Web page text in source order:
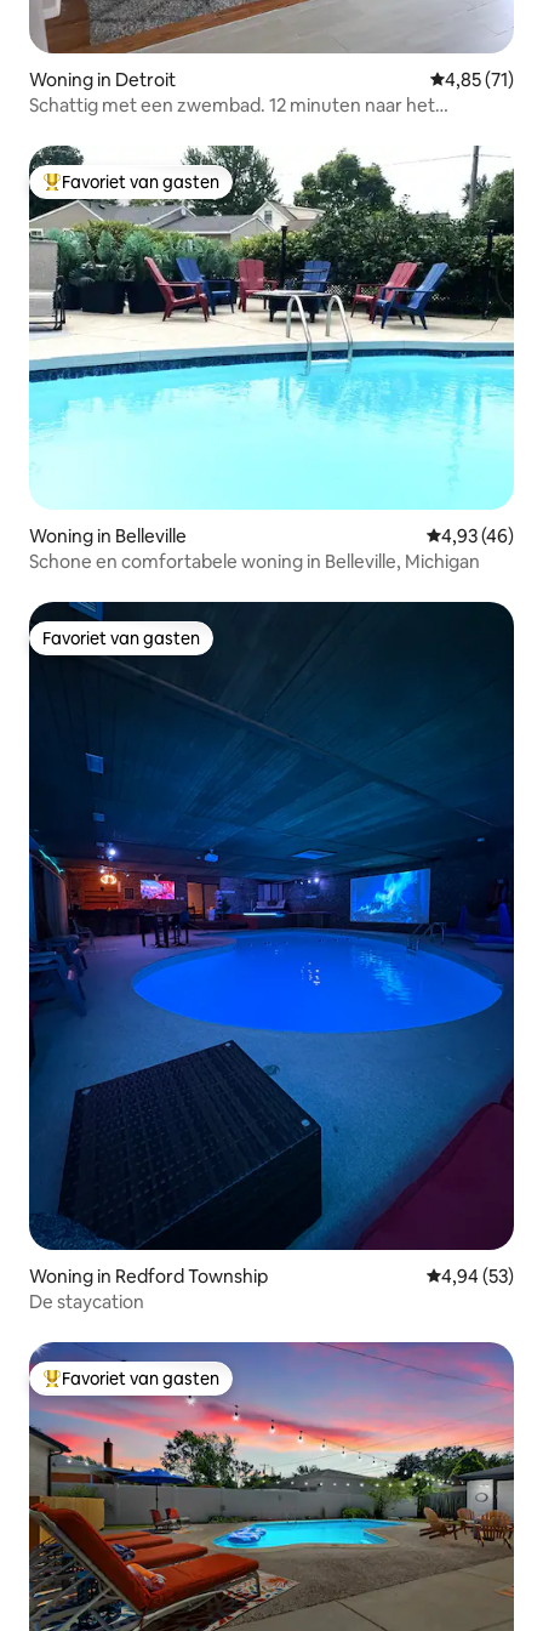
Woning in Detroit Gemiddelde
4,85 (71)
Schattig met een zwembad. 12 minuten naar het
Topfavoriet van gasten
Favoriet van gasten
Woning in Belleville Gemiddelde
4,93 (46)
Schone en comfortabele woning in Belleville, Michigan
Favoriet van gasten
Favoriet van gasten
Woning in Redford Township Gemiddelde
4,94 (53)
De staycation
Topfavoriet van gasten
Favoriet van gasten